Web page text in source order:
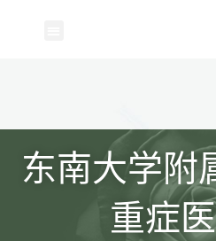
东南大学附
重症